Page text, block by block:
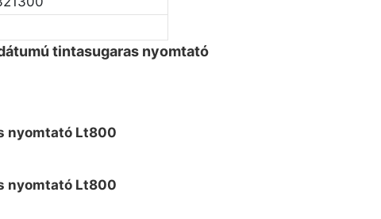
tintasugaras nyomtató